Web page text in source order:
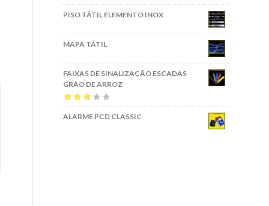
PISO TÁTIL ELEMENTO INOX
MAPA TÁTIL
FAIXAS DE SINALIZAÇÃO ESCADAS
GRÃO DE ARROZ
Avaliação
3.00de 5
ALARME PCD CLASSIC